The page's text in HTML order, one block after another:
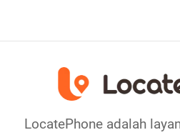
LocatePhone adalah